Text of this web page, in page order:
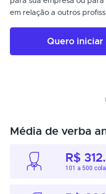
em relação a outros
Quero
Média de verba
R$
101 a 500